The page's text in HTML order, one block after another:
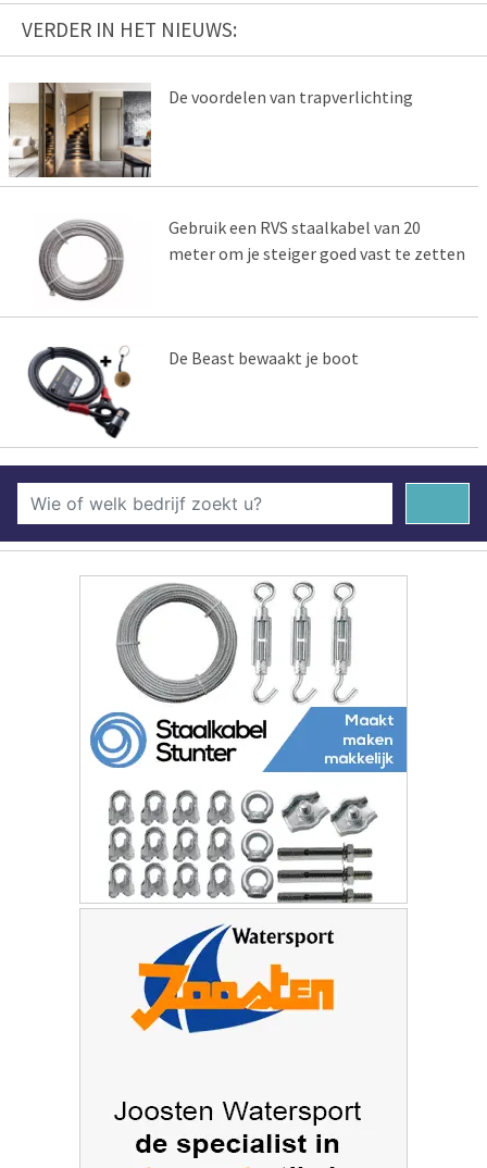
VERDER IN HET NIEUWS:
De voordelen van trapverlichting
Gebruik een RVS staalkabel van 20
meter om je steiger goed vast te zetten
De Beast bewaakt je boot